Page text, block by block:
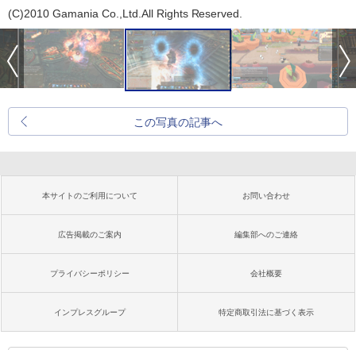
(C)2010 Gamania Co.,Ltd.All Rights Reserved.
この写真の記事へ
本サイトのご利用について お問い合わせ
広告掲載のご案内 編集部へのご連絡
プライバシーポリシー 会社概要
インプレスグループ 特定商取引法に基づく表示